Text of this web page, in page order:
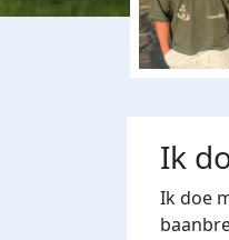
Ik
Ik doe